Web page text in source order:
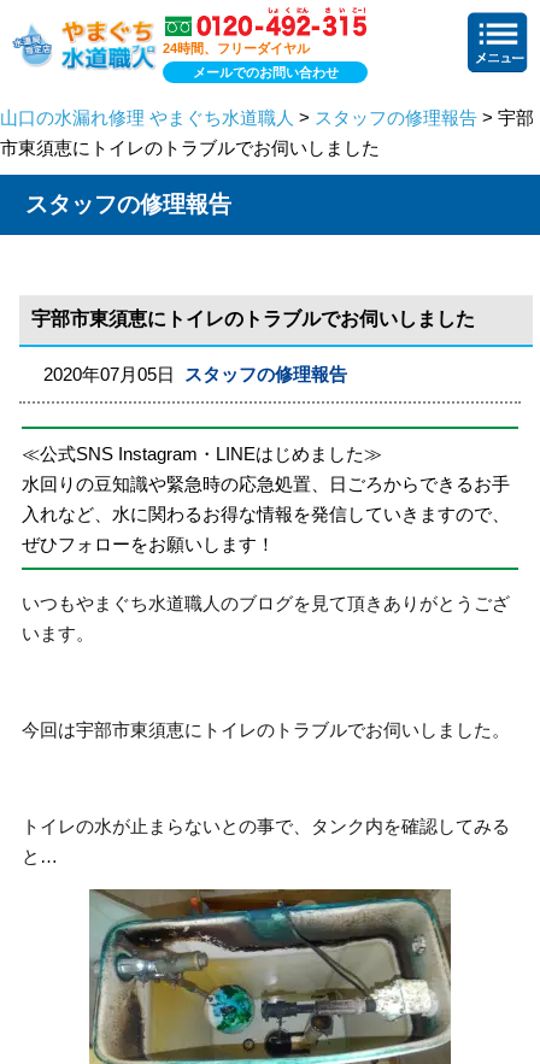
24時間、フリーダイヤル
メールでのお問い合わせ
山口の水漏れ修理 やまぐち水道職人 > スタッフの修理報告 > 宇部
市東須恵にトイレのトラブルでお伺いしました
スタッフの修理報告
宇部市東須恵にトイレのトラブルでお伺いしました
2020年07月05日 スタッフの修理報告
≪公式SNS Instagram・LINEはじめました≫
水回りの豆知識や緊急時の応急処置、日ごろからできるお手
入れなど、水に関わるお得な情報を発信していきますので、
ぜひフォローをお願いします！
いつもやまぐち水道職人のブログを見て頂きありがとうござ
います。
今回は宇部市東須恵にトイレのトラブルでお伺いしました。
トイレの水が止まらないとの事で、タンク内を確認してみる
と…